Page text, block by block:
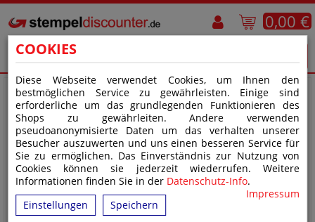
COOKIES
Diese Webseite verwendet Cookies, um Ihnen den
bestmöglichen Service zu gewährleisten. Einige sind
erforderliche um das grundlegenden Funktionieren des
Shops zu gewährleiten. Andere verwenden
pseudoanonymisierte Daten um das verhalten unserer
Besucher auszuwerten und uns einen besseren Service für
Sie zu ermöglichen. Das Einverständnis zur Nutzung von
Cookies können sie jederzeit wiederrufen. Weitere
Informationen finden Sie in der Datenschutz-Info.
Impressum
Einstellungen
Speichern
0,00 €